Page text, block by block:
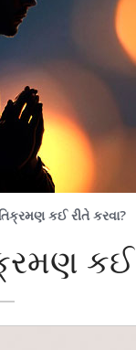
કઈ રીતે કરવા?
કઈ